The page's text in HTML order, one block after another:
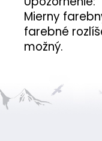
Mierny
farebné
možný.